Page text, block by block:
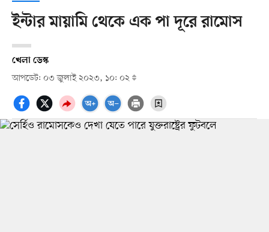
ইন্টার মায়ামি থেকে এক পা দূরে রামোস
খেলা ডেস্ক
আপডেট: ০৩ জুলাই ২০২৩, ১০: ০২